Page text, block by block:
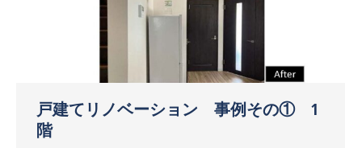
戸建てリノベーション 事例その① 1
階